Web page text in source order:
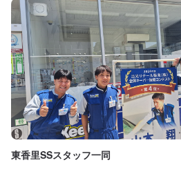
東香里SSスタッフ一同